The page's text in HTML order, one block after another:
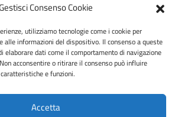
Consenso Cookie
utilizziamo tecnologie come i cookie per
alle informazioni del dispositivo. Il consenso a queste
elaborare dati come il comportamento di navigazione
acconsentire o ritirare il consenso può influire
e funzioni.
Accetta
del sito